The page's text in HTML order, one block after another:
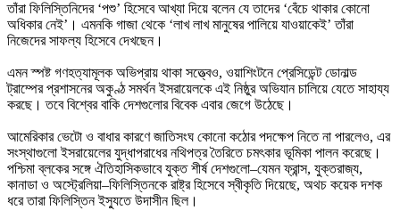
তাঁরা ফিলিস্তিনিদের ‘পশু’ হিসেবে আখ্যা দিয়ে বলেন যে তাদের ‘বেঁচে থাকার কোনো
অধিকার নেই’। এমনকি গাজা থেকে ‘লাখ লাখ মানুষের পালিয়ে যাওয়াকেই’ তাঁরা
নিজেদের সাফল্য হিসেবে দেখছেন।
এমন স্পষ্ট গণহত্যামূলক অভিপ্রায় থাকা সত্ত্বেও, ওয়াশিংটনে প্রেসিডেন্ট ডোনাল্ড
ট্রাম্পের প্রশাসনের অকুণ্ঠ সমর্থন ইসরায়েলকে এই নিষ্ঠুর অভিযান চালিয়ে যেতে সাহায্য
করছে। তবে বিশ্বের বাকি দেশগুলোর বিবেক এবার জেগে উঠেছে।
আমেরিকার ভেটো ও বাধার কারণে জাতিসংঘ কোনো কঠোর পদক্ষেপ নিতে না পারলেও, এর
সংস্থাগুলো ইসরায়েলের যুদ্ধাপরাধের নথিপত্র তৈরিতে চমৎকার ভূমিকা পালন করেছে।
পশ্চিমা ব্লকের সঙ্গে ঐতিহাসিকভাবে যুক্ত শীর্ষ দেশগুলো–যেমন ফ্রান্স, যুক্তরাজ্য,
কানাডা ও অস্ট্রেলিয়া–ফিলিস্তিনকে রাষ্ট্র হিসেবে স্বীকৃতি দিয়েছে, অথচ কয়েক দশক
ধরে তারা ফিলিস্তিন ইস্যুতে উদাসীন ছিল।